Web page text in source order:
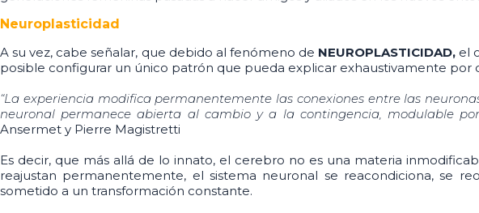
Neuroplasticidad
A su vez, cabe señalar, que debido al fenómeno de NEUROPLASTICIDAD, el
posible configurar un único patrón que pueda explicar exhaustivamente
“La experiencia modifica permanentemente las conexiones entre las
neuronal permanece abierta al cambio y a la contingencia, modulable
Ansermet y Pierre Magistretti
Es decir, que más allá de lo innato, el cerebro no es una materia
reajustan permanentemente, el sistema neuronal se reacondiciona, se
sometido a un transformación constante.